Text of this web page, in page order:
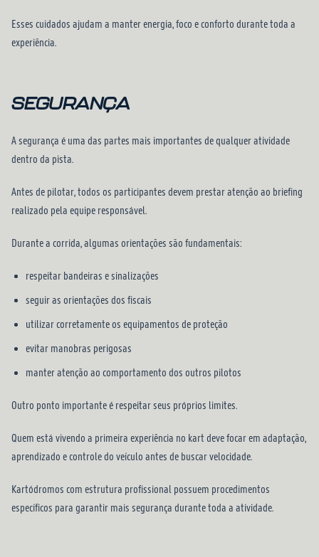
Esses cuidados ajudam a manter energia, foco e conforto durante toda a
experiência.
SEGURANÇA
A segurança é uma das partes mais importantes de qualquer atividade
dentro da pista.
Antes de pilotar, todos os participantes devem prestar atenção ao briefing
realizado pela equipe responsável.
Durante a corrida, algumas orientações são fundamentais:
respeitar bandeiras e sinalizações
seguir as orientações dos fiscais
utilizar corretamente os equipamentos de proteção
evitar manobras perigosas
manter atenção ao comportamento dos outros pilotos
Outro ponto importante é respeitar seus próprios limites.
Quem está vivendo a primeira experiência no kart deve focar em adaptação,
aprendizado e controle do veículo antes de buscar velocidade.
Kartódromos com estrutura profissional possuem procedimentos
específicos para garantir mais segurança durante toda a atividade.